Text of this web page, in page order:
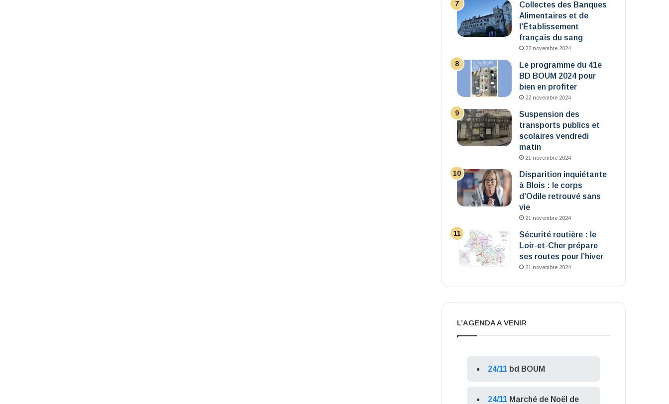
Collectes des Banques
Alimentaires et de
l’Établissement
français du sang
22 novembre 2024
Le programme du 41e
BD BOUM 2024 pour
bien en profiter
22 novembre 2024
Suspension des
transports publics et
scolaires vendredi
matin
21 novembre 2024
Disparition inquiétante
à Blois : le corps
d’Odile retrouvé sans
vie
21 novembre 2024
Sécurité routière : le
Loir-et-Cher prépare
ses routes pour l’hiver
21 novembre 2024
L’AGENDA A VENIR
24/11 bd BOUM
24/11 Marché de Noël de